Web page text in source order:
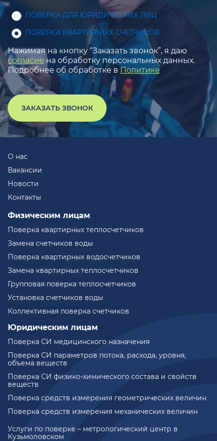
ПОВЕРКА ДЛЯ ЮРИДИЧЕСКИХ ЛИЦ
ПОВЕРКА КВАРТИРНЫХ СЧЕТЧИКОВ
Нажимая на кнопку “Заказать звонок”, я даю
согласие на обработку персональных данных.
Подробнее об обработке в Политике
ЗАКАЗАТЬ ЗВОНОК
Услуги по поверке – метрологический центр в
Кузьмоловском
О нас
Вакансии
Новости
Контакты
Физическим лицам
Поверка квартирных теплосчетчиков
Замена счетчиков воды
Поверка квартирных водосчетчиков
Замена квартирных теплосчетчиков
Групповая поверка теплосчетчиков
Установка счетчиков воды
Коллективная поверка счетчиков
Юридическим лицам
Поверка СИ медицинского назначения
Поверка СИ параметров потока, расхода, уровня,
объема веществ
Поверка СИ физико-химического состава и свойств
веществ
Поверка средств измерения геометрических величин
Поверка средств измерения механических величин